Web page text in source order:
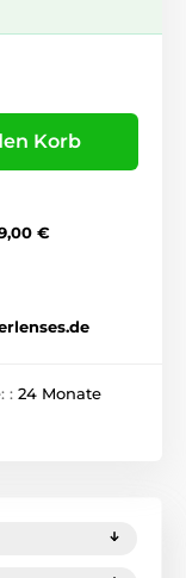
Korb
€
: 24 Monate